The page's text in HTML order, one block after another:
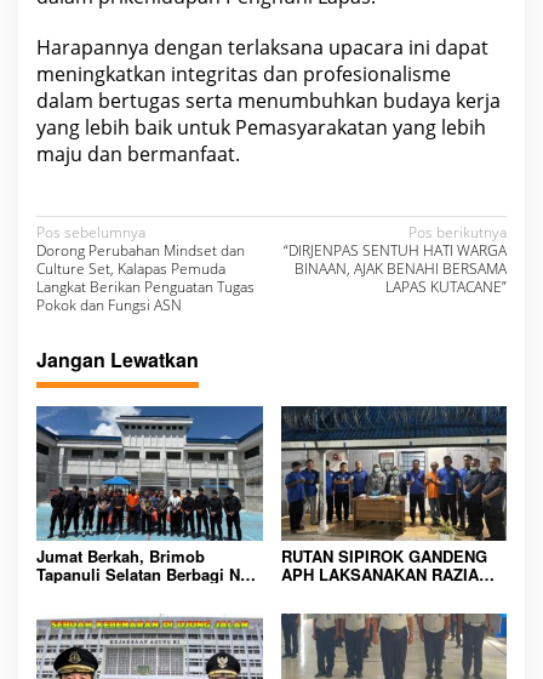
Harapannya dengan terlaksana upacara ini dapat
meningkatkan integritas dan profesionalisme
dalam bertugas serta menumbuhkan budaya kerja
yang lebih baik untuk Pemasyarakatan yang lebih
maju dan bermanfaat.
N
a
v
i
g
a
s
i
p
o
s
Pos sebelumnya
Dorong Perubahan Mindset dan
Culture Set, Kalapas Pemuda
Langkat Berikan Penguatan Tugas
Pokok dan Fungsi ASN
Pos berikutnya
“DIRJENPAS SENTUH HATI WARGA
BINAAN, AJAK BENAHI BERSAMA
LAPAS KUTACANE”
Jangan Lewatkan
Jumat Berkah, Brimob
Tapanuli Selatan Berbagi Nasi
Rutan Kelas IIB Sipirok
RUTAN SIPIROK GANDENG
APH LAKSANAKAN RAZIA
KOMITMEN CIPTAKAN
LINGKUNGAN
PEMASYARAKATAN YANG
AMAN